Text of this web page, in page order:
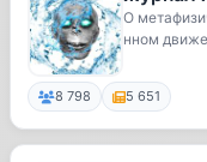
О
нном
8 798 5 651